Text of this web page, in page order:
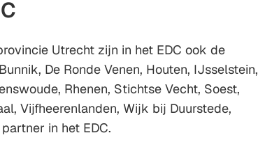
Utrecht zijn in het EDC ook de
De Ronde Venen, Houten, IJsselstein,
Rhenen, Stichtse Vecht, Soest,
Vijfheerenlanden, Wijk bij Duurstede,
in het EDC.